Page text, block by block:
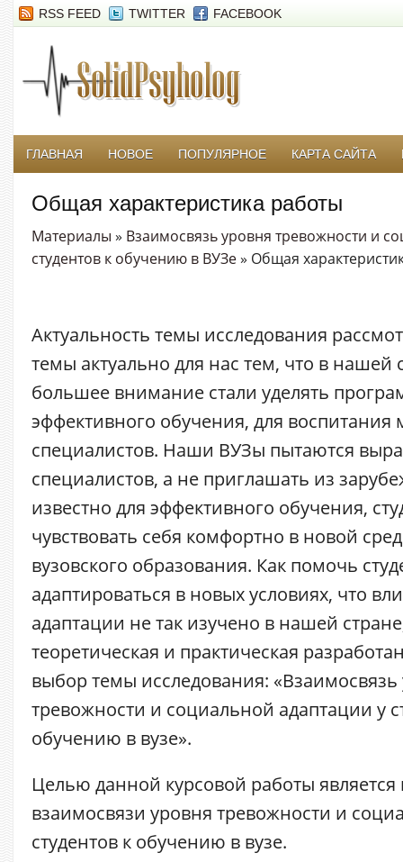
RSS FEED TWITTER FACEBOOK
ГЛАВНАЯ НОВОЕ ПОПУЛЯРНОЕ КАРТА САЙТА
Общая характеристика работы
Материалы » Взаимосвязь уровня тревожности и
студентов к обучению в ВУЗе» Общая
Актуальность темы исследования
темы актуально для нас тем, что в нашей
большее внимание стали уделять
эффективного обучения, для воспитания
специалистов. Наши ВУЗы пытаются
специалистов, а не приглашать из
известно для эффективного обучения,
чувствовать себя комфортно в новой
вузовского образования. Как помочь
адаптироваться в новых условиях, что
адаптации не так изучено в нашей
теоретическая и практическая
выбор темы исследования: «Взаимосвязь
тревожности и социальной адаптации у
обучению в вузе».
Целью данной курсовой работы
взаимосвязи уровня тревожности и
студентов к обучению в вузе.